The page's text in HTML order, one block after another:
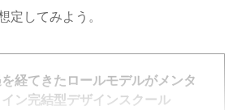
定してみよう。
経てきたロールモデルがメンタ
ン完結型デザインスクール